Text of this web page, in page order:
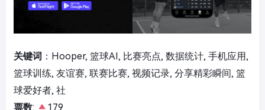
关键词 ：Hooper, 篮球AI, 比赛亮点, 数据统计, 手机应用,
篮球训练, 友谊赛, 联赛比赛, 视频记录, 分享精彩瞬间, 篮
球爱好者, 社
票数: 179